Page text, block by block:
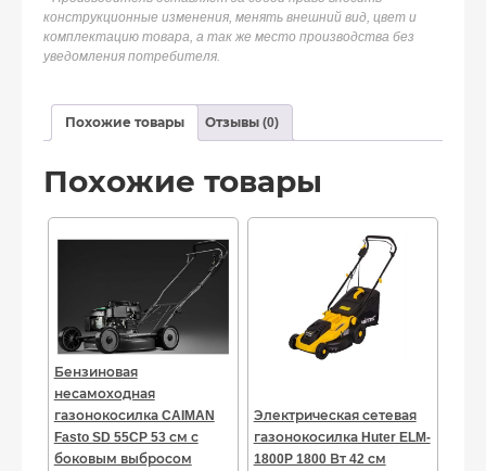
конструкционные изменения, менять внешний вид, цвет и
комплектацию товара, а так же место производства без
уведомления потребителя.
Похожие товары Отзывы (0)
Похожие товары
Бензиновая
несамоходная
газонокосилка CAIMAN
Fasto SD 55CP 53 см с
боковым выбросом
Электрическая сетевая
газонокосилка Huter ELM-
1800P 1800 Вт 42 см